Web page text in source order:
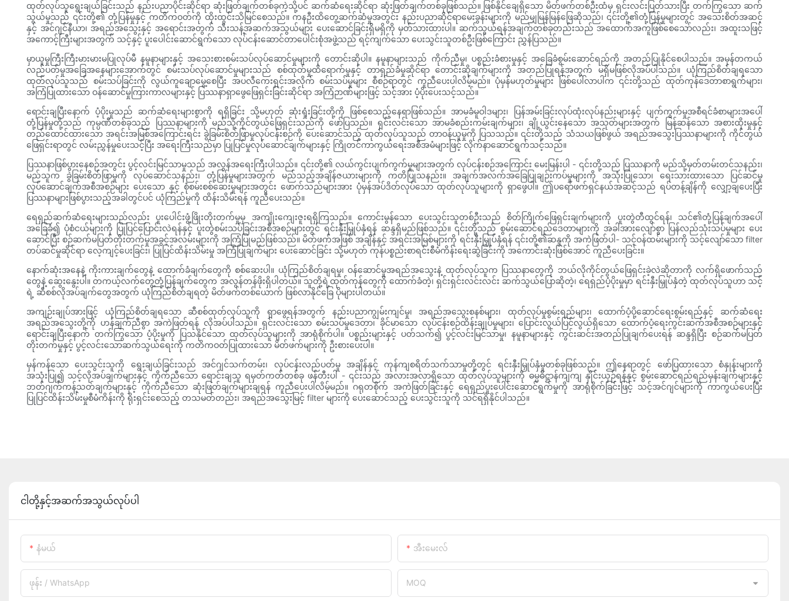
ထုတ်လုပ်သူရွေးချယ်ခြင်းသည် နည်းပညာပိုင်းဆိုင်ရာ ဆုံးဖြတ်ချက်တစ်ခုကဲ့သို့ပင် ဆက်ဆံရေးဆိုင်ရာ ဆုံးဖြတ်ချက်တစ်ခုဖြစ်သည်။ ဖြစ်နိုင်ချေရှိသော မိတ်ဖက်တစ်ဦးထံမှ ရှင်းလင်းပြတ်သားပြီး တက်ကြွသော ဆက်
သွယ်မှုသည် ၎င်းတို့၏ တုံ့ပြန်မှုနှင့် ကတိကဝတ်ကို ထိုးထွင်းသိမြင်စေသည်။ ကနဦးထိတွေ့ဆက်ဆံမှုအတွင်း နည်းပညာဆိုင်ရာမေးခွန်းများကို မည်မျှမြန်မြန်ဖြေဆိုသည်၊ ၎င်းတို့၏တုံ့ပြန်မှုများတွင် အသေးစိတ်အဆင့်
နှင့် အင်ဂျင်နီယာ၊ အရည်အသွေးနှင့် အရောင်းအတွက် သီးသန့်အဆက်အသွယ်များ ပေးဆောင်ခြင်းရှိမရှိကို မှတ်သားထားပါ။ ဆက်သွယ်ရန်အချက်တစ်ခုတည်းသည် အထောက်အကူဖြစ်စေသော်လည်း၊ အထူးသဖြင့်
အကောင့်ကြီးများအတွက် သင့်နှင့် ပူးပေါင်းဆောင်ရွက်သော လုပ်ငန်းဆောင်တာပေါင်းစုံအဖွဲ့သည် ရင့်ကျက်သော ပေးသွင်းသူတစ်ဦးဖြစ်ကြောင်း ညွှန်ပြသည်။
မှာယူမှုကြီးကြီးမားမားမပြုလုပ်မီ နမူနာများနှင့် အသေးစားစမ်းသပ်လုပ်ဆောင်မှုများကို တောင်းဆိုပါ။ နမူနာများသည် ကိုက်ညီမှု၊ ပစ္စည်းခံစားမှုနှင့် အခြေခံစွမ်းဆောင်ရည်ကို အတည်ပြုနိုင်စေပါသည်။ အမှန်တကယ်
လည်ပတ်မှုအခြေအနေများအောက်တွင် စမ်းသပ်လုပ်ဆောင်မှုများသည် စစ်ထုတ်မှုထိရောက်မှုနှင့် တာရှည်ခံမှုဆိုင်ရာ တောင်းဆိုချက်များကို အတည်ပြုရန်အတွက် မရှိမဖြစ်လိုအပ်ပါသည်။ ယုံကြည်စိတ်ချရသော
ထုတ်လုပ်သူသည် စမ်းသပ်ခြင်းကို လွယ်ကူချောမွေ့စေပြီး အပလီကေးရှင်းအလိုက် စမ်းသပ်မှုများ စီစဉ်ရာတွင် ကူညီပေးပါလိမ့်မည်။ ပုံမှန်မဟုတ်မှုများ ဖြစ်ပေါ်လာပါက ၎င်းတို့သည် ထုတ်ကုန်ဒေတာစာရွက်များ၊
အကြံပြုထားသော ဝန်ဆောင်မှုကြားကာလများနှင့် ပြဿနာရှာဖွေဖြေရှင်းခြင်းဆိုင်ရာ အကြံဉာဏ်များဖြင့် သင့်အား ပံ့ပိုးပေးသင့်သည်။
ရောင်းချပြီးနောက် ပံ့ပိုးမှုသည် ဆက်ဆံရေးများစွာကို ရရှိခြင်း သို့မဟုတ် ဆုံးရှုံးခြင်းတို့ကို ဖြစ်စေသည့်နေရာဖြစ်သည်။ အာမခံမူဝါဒများ၊ ပြန်အမ်းခြင်းလုပ်ထုံးလုပ်နည်းများနှင့် ပျက်ကွက်မှုအစီရင်ခံစာများအပေါ်
တုံ့ပြန်မှုတို့သည် ကုမ္ပဏီတစ်ခုသည် ပြဿနာများကို မည်သို့ကိုင်တွယ်ဖြေရှင်းသည်ကို ဖော်ပြသည်။ ရှင်းလင်းသော အာမခံစည်းကမ်းချက်များ၊ ချို့ယွင်းနေသော အသုတ်များအတွက် မြန်ဆန်သော အစားထိုးမှုနှင့်
တည်ထောင်ထားသော အရင်းအမြစ်အကြောင်းရင်း ခွဲခြမ်းစိတ်ဖြာမှုလုပ်ငန်းစဉ်ကို ပေးဆောင်သည့် ထုတ်လုပ်သူသည် တာဝန်ယူမှုကို ပြသသည်။ ၎င်းတို့သည် သံသယဖြစ်ဖွယ် အရည်အသွေးပြဿနာများကို ကိုင်တွယ်
ဖြေရှင်းရာတွင် လမ်းညွှန်မှုပေးသင့်ပြီး အရေးကြီးသည်မှာ ပြုပြင်မှုလုပ်ဆောင်ချက်များနှင့် ကြိုတင်ကာကွယ်ရေးအစီအမံများဖြင့် လိုက်နာဆောင်ရွက်သင့်သည်။
ပြဿနာဖြစ်ပွားနေစဉ်အတွင်း ပွင့်လင်းမြင်သာမှုသည် အလွန်အရေးကြီးပါသည်။ ၎င်းတို့၏ လယ်ကွင်းပျက်ကွက်မှုများအတွက် လုပ်ငန်းစဉ်အကြောင်း မေးမြန်းပါ - ၎င်းတို့သည် ပြဿနာကို မည်သို့မှတ်တမ်းတင်သနည်း၊
မည်သူက ခွဲခြမ်းစိတ်ဖြာမှုကို လုပ်ဆောင်သနည်း၊ တုံ့ပြန်မှုများအတွက် မည်သည့်အချိန်ဇယားများကို ကတိပြုသနည်း။ အချက်အလက်အခြေပြုချဉ်းကပ်မှုများကို အသုံးပြုသော၊ ရေးသားထားသော ပြင်ဆင်မှု
လုပ်ဆောင်ချက်အစီအစဉ်များ ပေးသော နှင့် စုံစမ်းစစ်ဆေးမှုများအတွင်း ဖောက်သည်များအား ပုံမှန်အပ်ဒိတ်လုပ်သော ထုတ်လုပ်သူများကို ရှာဖွေပါ။ ဤပရော်ဖက်ရှင်နယ်အဆင့်သည် ရပ်တန့်ချိန်ကို လျှော့ချပေးပြီး
ပြဿနာများဖြစ်ပွားသည့်အခါတွင်ပင် ယုံကြည်မှုကို ထိန်းသိမ်းရန် ကူညီပေးသည်။
ရေရှည်ဆက်ဆံရေးများသည်လည်း ပူးပေါင်းဖွံ့ဖြိုးတိုးတက်မှုမှ အကျိုးကျေးဇူးရရှိကြသည်။ ကောင်းမွန်သော ပေးသွင်းသူတစ်ဦးသည် စိတ်ကြိုက်ဖြေရှင်းချက်များကို ပူးတွဲတီထွင်ရန်၊ သင်၏တုံ့ပြန်ချက်အပေါ်
အခြေခံ၍ ပုံစံငယ်များကို ပြုပြင်ပြောင်းလဲရန်နှင့် ပူးတွဲစမ်းသပ်ခြင်းအစီအစဉ်များတွင် ရင်းနှီးမြှုပ်နှံရန် ဆန္ဒရှိမည်ဖြစ်သည်။ ၎င်းတို့သည် စွမ်းဆောင်ရည်ဒေတာများကို အခါအားလျော်စွာ ပြန်လည်သုံးသပ်မှုများ ပေး
ဆောင်ပြီး စဉ်ဆက်မပြတ်တိုးတက်မှုအခွင့်အလမ်းများကို အကြံပြုမည်ဖြစ်သည်။ မိတ်ဖက်အဖြစ် အချိန်နှင့် အရင်းအမြစ်များကို ရင်းနှီးမြှုပ်နှံရန် ၎င်းတို့၏ဆန္ဒကို အကဲဖြတ်ပါ- သင့်ဝန်ထမ်းများကို သင့်လျော်သော filter
တပ်ဆင်မှုဆိုင်ရာ လေ့ကျင့်ပေးခြင်း၊ ပြုပြင်ထိန်းသိမ်းမှု အကြံပြုချက်များ ပေးဆောင်ခြင်း သို့မဟုတ် ကုန်ပစ္စည်းစာရင်းစီမံကိန်းရေးဆွဲခြင်းကို အကောင်းဆုံးဖြစ်အောင် ကူညီပေးခြင်း။
နောက်ဆုံးအနေနဲ့ ကိုးကားချက်တွေနဲ့ ထောက်ခံချက်တွေကို စစ်ဆေးပါ။ ယုံကြည်စိတ်ချရမှု၊ ဝန်ဆောင်မှုအရည်အသွေးနဲ့ ထုတ်လုပ်သူက ပြဿနာတွေကို ဘယ်လိုကိုင်တွယ်ဖြေရှင်းခဲ့လဲဆိုတာကို လက်ရှိဖောက်သည်
တွေနဲ့ ဆွေးနွေးပါ။ တကယ့်လက်တွေ့တုံ့ပြန်ချက်တွေက အလွန်တန်ဖိုးရှိပါတယ်။ သူတို့ရဲ့ထုတ်ကုန်တွေကို ထောက်ခံတဲ့၊ ရှင်းရှင်းလင်းလင်း ဆက်သွယ်ပြောဆိုတဲ့၊ ရေရှည်ပံ့ပိုးမှုမှာ ရင်းနှီးမြှုပ်နှံတဲ့ ထုတ်လုပ်သူဟာ သင့်
ရဲ့ ဆီစစ်လိုအပ်ချက်တွေအတွက် ယုံကြည်စိတ်ချရတဲ့ မိတ်ဖက်တစ်ယောက် ဖြစ်လာနိုင်ခြေ ပိုများပါတယ်။
အကျဉ်းချုပ်အားဖြင့် ယုံကြည်စိတ်ချရသော ဆီစစ်ထုတ်လုပ်သူကို ရှာဖွေရန်အတွက် နည်းပညာကျွမ်းကျင်မှု၊ အရည်အသွေးစနစ်များ၊ ထုတ်လုပ်မှုစွမ်းရည်များ၊ ထောက်ပံ့ပို့ဆောင်ရေးစွမ်းရည်နှင့် ဆက်ဆံရေး
အရည်အသွေးတို့ကို ဟန်ချက်ညီစွာ အကဲဖြတ်ရန် လိုအပ်ပါသည်။ ရှင်းလင်းသော စမ်းသပ်မှုဒေတာ၊ ခိုင်မာသော လုပ်ငန်းစဉ်ထိန်းချုပ်မှုများ၊ ပြောင်းလွယ်ပြင်လွယ်ရှိသော ထောက်ပံ့ရေးကွင်းဆက်အစီအစဉ်များနှင့်
ရောင်းချပြီးနောက် တက်ကြွသော ပံ့ပိုးမှုကို ပြသနိုင်သော ထုတ်လုပ်သူများကို အာရုံစိုက်ပါ။ ပစ္စည်းများနှင့် ပတ်သက်၍ ပွင့်လင်းမြင်သာမှု၊ နမူနာများနှင့် ကွင်းဆင်းအတည်ပြုချက်ပေးရန် ဆန္ဒရှိပြီး စဉ်ဆက်မပြတ်
တိုးတက်မှုနှင့် ပွင့်လင်းသောဆက်သွယ်ရေးကို ကတိကဝတ်ပြုထားသော မိတ်ဖက်များကို ဦးစားပေးပါ။
မှန်ကန်သော ပေးသွင်းသူကို ရွေးချယ်ခြင်းသည် အင်ဂျင်သက်တမ်း၊ လုပ်ငန်းလည်ပတ်မှု အချိန်နှင့် ကုန်ကျစရိတ်သက်သာမှုတို့တွင် ရင်းနှီးမြှုပ်နှံမှုတစ်ခုဖြစ်သည်။ ဤနေရာတွင် ဖော်ပြထားသော စံနှုန်းများကို
အသုံးပြု၍ သင့်လိုအပ်ချက်များနှင့် ကိုက်ညီသော ရောင်းချသူ ရမှတ်ကတ်တစ်ခု ဖန်တီးပါ - ၎င်းသည် အလားအလာရှိသော ထုတ်လုပ်သူများကို ဓမ္မဓိဋ္ဌာန်ကျကျ နှိုင်းယှဉ်ရန်နှင့် စွမ်းဆောင်ရည်ရည်မှန်းချက်များနှင့်
ဘတ်ဂျက်ကန့်သတ်ချက်များနှင့် ကိုက်ညီသော ဆုံးဖြတ်ချက်များချရန် ကူညီပေးပါလိမ့်မည်။ ဂရုတစိုက် အကဲဖြတ်ခြင်းနှင့် ရေရှည်ပူးပေါင်းဆောင်ရွက်မှုကို အာရုံစိုက်ခြင်းဖြင့် သင့်အင်ဂျင်များကို ကာကွယ်ပေးပြီး
ပြုပြင်ထိန်းသိမ်းမှုစီမံကိန်းကို ရိုးရှင်းစေသည့် တသမတ်တည်း၊ အရည်အသွေးမြင့် filter များကို ပေးဆောင်သည့် ပေးသွင်းသူကို သင်ရရှိနိုင်ပါသည်။
ငါတို့နှင့်အဆက်အသွယ်လုပ်ပါ
နံမယ် အီးမေးလ်
ဖုန်း / WhatsApp MOQ